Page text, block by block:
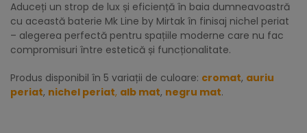
Aduceți un strop de lux și eficiență în baia dumneavoastră
cu această baterie Mk Line by Mirtak în finisaj nichel periat
– alegerea perfectă pentru spațiile moderne care nu fac
compromisuri între estetică și funcționalitate.
Produs disponibil în 5 variații de culoare: cromat, auriu
periat, nichel periat, alb mat, negru mat.